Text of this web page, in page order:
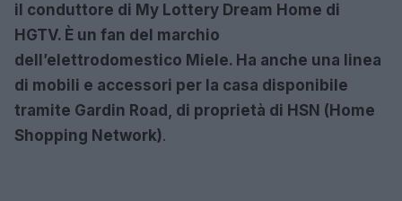
il conduttore di My Lottery Dream Home di
HGTV. È un fan del marchio
dell’elettrodomestico Miele. Ha anche una linea
di mobili e accessori per la casa disponibile
tramite Gardin Road, di proprietà di HSN (Home
Shopping Network).